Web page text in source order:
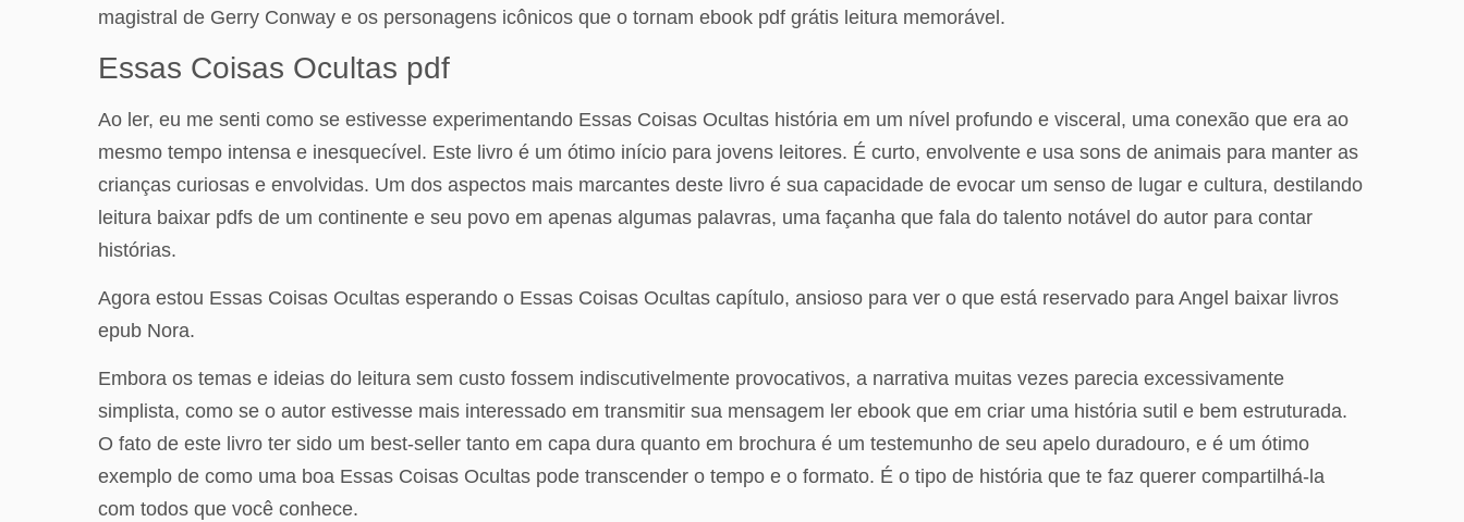
magistral de Gerry Conway e os personagens icônicos que o tornam ebook pdf grátis leitura memorável.
Essas Coisas Ocultas pdf
Ao ler, eu me senti como se estivesse experimentando Essas Coisas Ocultas história em um nível profundo e visceral, uma conexão que era ao
mesmo tempo intensa e inesquecível. Este livro é um ótimo início para jovens leitores. É curto, envolvente e usa sons de animais para manter as
crianças curiosas e envolvidas. Um dos aspectos mais marcantes deste livro é sua capacidade de evocar um senso de lugar e cultura, destilando
leitura baixar pdfs de um continente e seu povo em apenas algumas palavras, uma façanha que fala do talento notável do autor para contar
histórias.
Agora estou Essas Coisas Ocultas esperando o Essas Coisas Ocultas capítulo, ansioso para ver o que está reservado para Angel baixar livros
epub Nora.
Embora os temas e ideias do leitura sem custo fossem indiscutivelmente provocativos, a narrativa muitas vezes parecia excessivamente
simplista, como se o autor estivesse mais interessado em transmitir sua mensagem ler ebook que em criar uma história sutil e bem estruturada.
O fato de este livro ter sido um best-seller tanto em capa dura quanto em brochura é um testemunho de seu apelo duradouro, e é um ótimo
exemplo de como uma boa Essas Coisas Ocultas pode transcender o tempo e o formato. É o tipo de história que te faz querer compartilhá-la
com todos que você conhece.